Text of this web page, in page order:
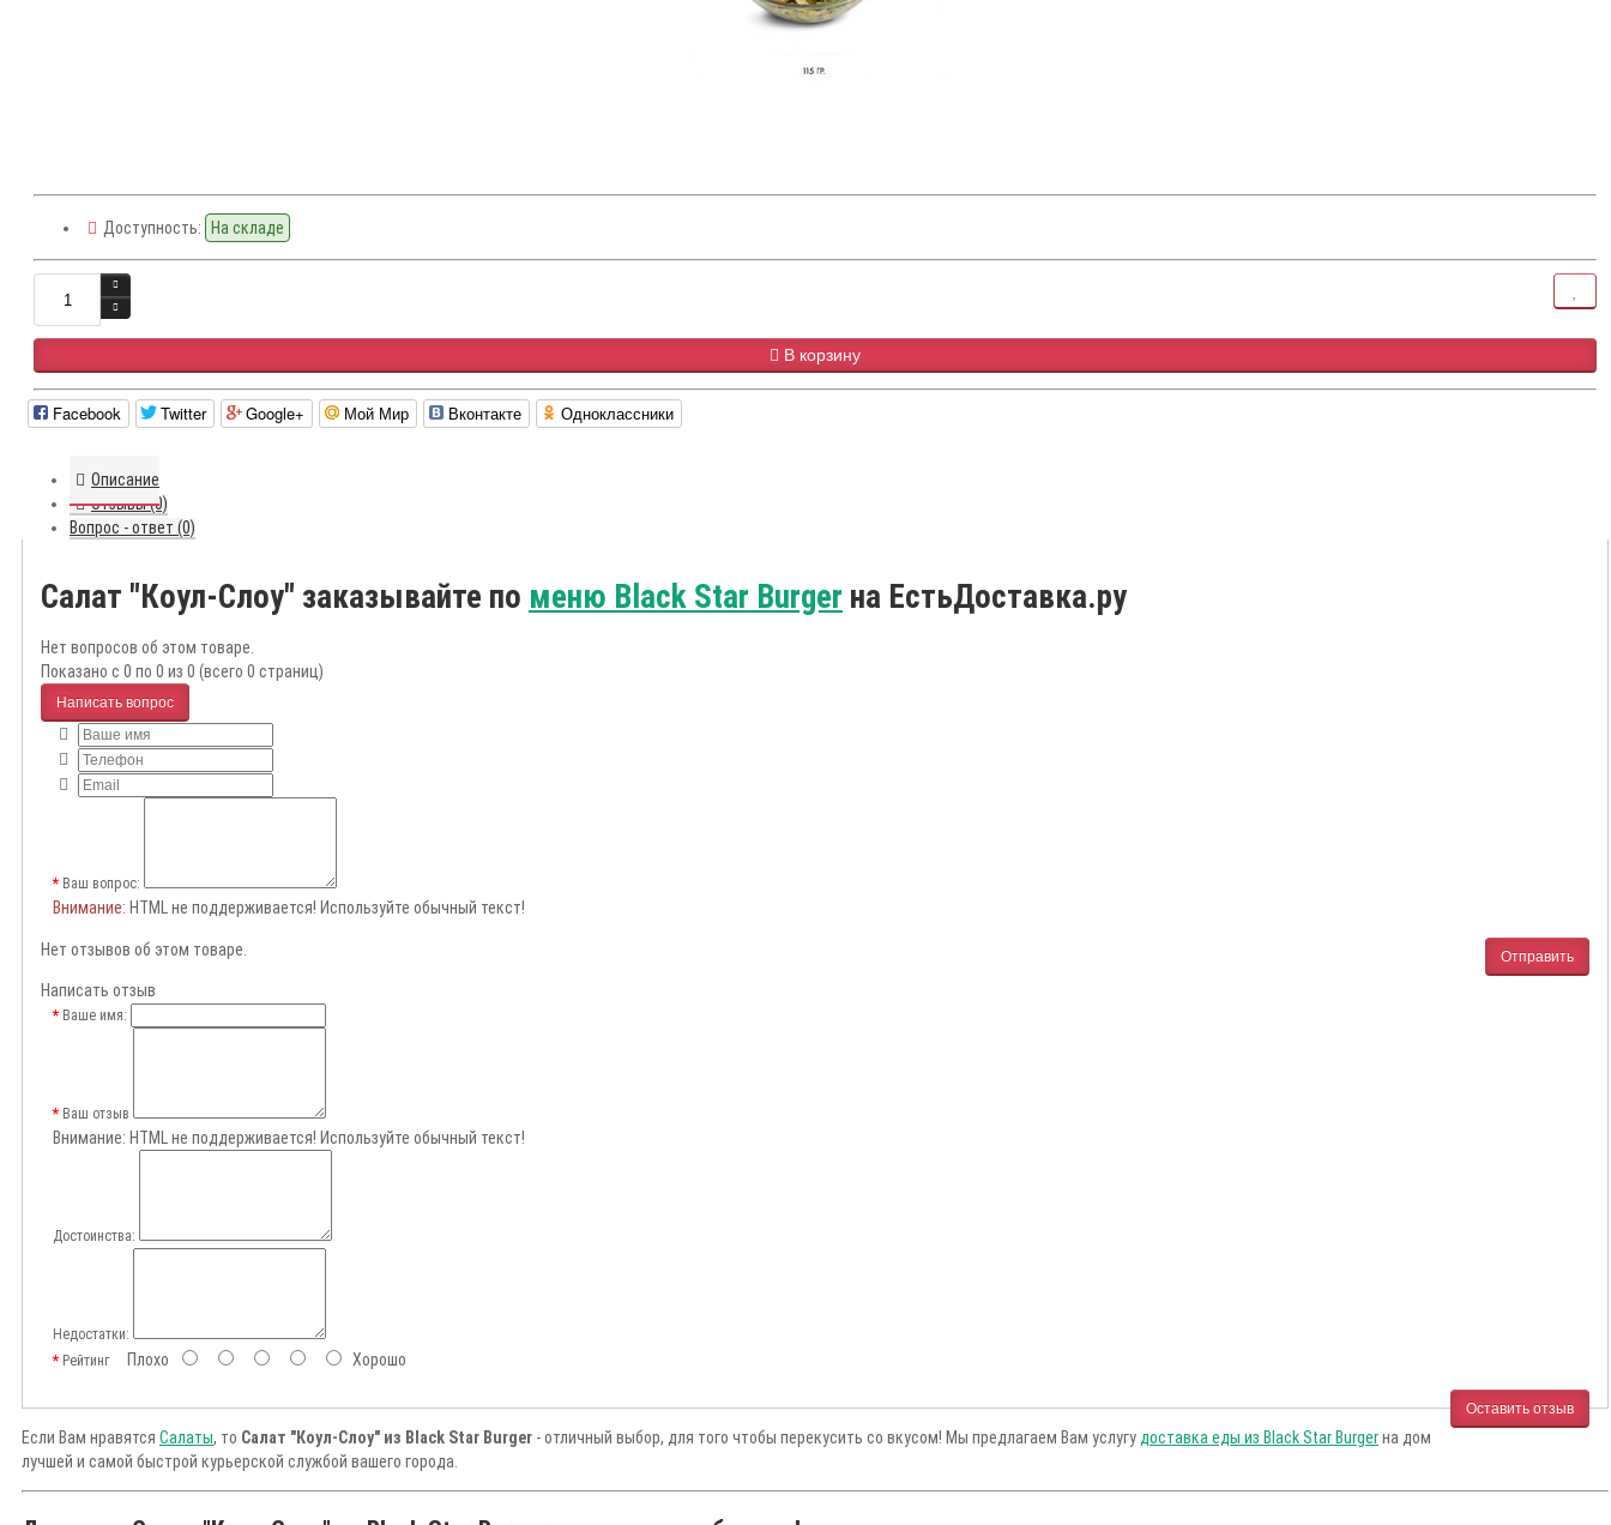
Доступность: На складе
В корзину
Facebook Twitter Google+ Мой Мир Вконтакте Одноклассники
Описание
Отзывы (0)
Вопрос - ответ (0)
Салат "Коул-Слоу" заказывайте по меню Black Star Burger на ЕстьДоставка.ру
Нет вопросов об этом товаре.
Показано с 0 по 0 из 0 (всего 0 страниц)
Написать вопрос
Ваш вопрос:
Внимание: HTML не поддерживается! Используйте обычный текст!
Отправить
Нет отзывов об этом товаре.
Написать отзыв
Ваше имя:
Ваш отзыв
Внимание: HTML не поддерживается! Используйте обычный текст!
Достоинства:
Недостатки:
РейтингПлохо Хорошо
Оставить отзыв
Если Вам нравятся Салаты, то Салат "Коул-Слоу" из Black Star Burger - отличный выбор, для того чтобы перекусить со вкусом! Мы предлагаем Вам услугу доставка еды из Black Star Burgerна дом
лучшей и самой быстрой курьерской службой вашего города.